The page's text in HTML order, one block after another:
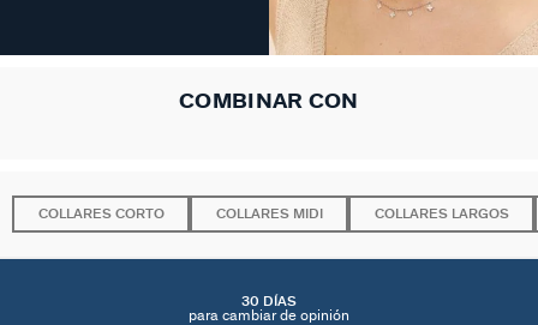
COMBINAR CON
COLLARES CORTO COLLARES MIDI COLLARES LARGOS
30 DÍAS
para cambiar de opinión